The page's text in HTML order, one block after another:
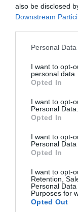
also be disclosed
Downstream
Please note that
not limited to your
grant or deny
use your data for
consent section.
Personal
I want to opt-
personal data.
Opted In
I want to opt-
Personal Data.
Opted In
I want to opt-
Personal Data
Opted In
I want to opt-
Retention,
Personal
Purposes for
Opted Out
05.08.2026 | 20:02
Η Κίνα
αεροπορική
προκάλεσε